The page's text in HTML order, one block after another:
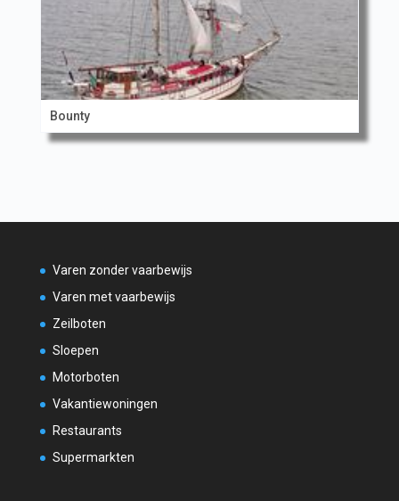
Bounty
Varen zonder vaarbewijs
Varen met vaarbewijs
Zeilboten
Sloepen
Motorboten
Vakantiewoningen
Restaurants
Supermarkten